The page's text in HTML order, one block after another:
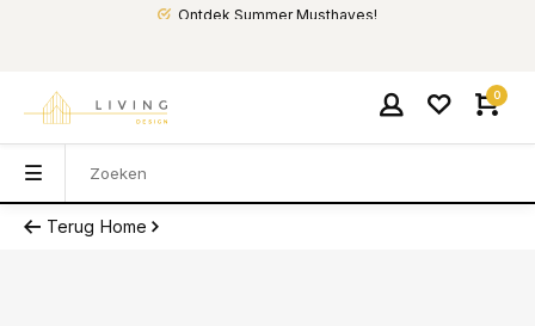
Ontdek Summer Musthaves!
0
Terug Home